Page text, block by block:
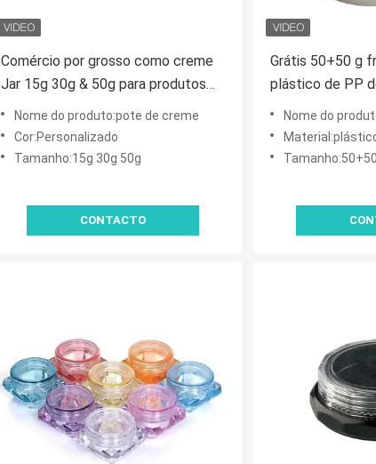
Comércio por grosso como creme
Jar 15g 30g & 50g para produtos
de cuidados da pele Creme de dia /
Creme de noite
Nome do produto:pote de creme
Cor:Personalizado
Tamanho:15g 30g 50g
CONTACTO
Grátis 50+50 g
plástico de PP
armazenamento
dupla para
com a pele
Nome do